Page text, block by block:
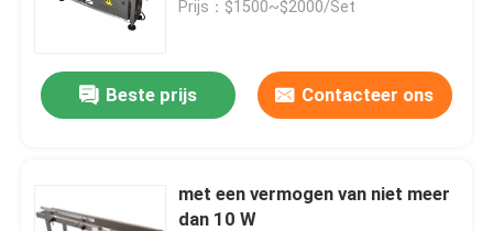
Prijs：$1500~$2000/Set
Beste prijs Contacteer ons
met een vermogen van niet meer
dan 10 W